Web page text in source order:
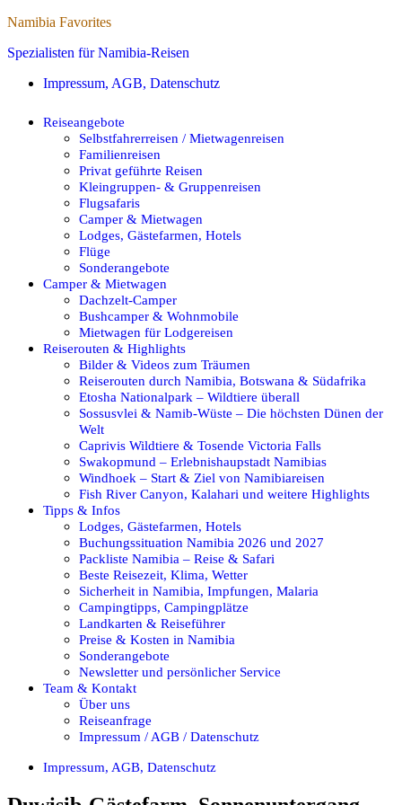
Namibia Favorites
Spezialisten für Namibia-Reisen
Impressum, AGB, Datenschutz
Reiseangebote
Selbstfahrerreisen / Mietwagenreisen
Familienreisen
Privat geführte Reisen
Kleingruppen- & Gruppenreisen
Flugsafaris
Camper & Mietwagen
Lodges, Gästefarmen, Hotels
Flüge
Sonderangebote
Camper & Mietwagen
Dachzelt-Camper
Bushcamper & Wohnmobile
Mietwagen für Lodgereisen
Reiserouten & Highlights
Bilder & Videos zum Träumen
Reiserouten durch Namibia, Botswana & Südafrika
Etosha Nationalpark – Wildtiere überall
Sossusvlei & Namib-Wüste – Die höchsten Dünen der
Welt
Caprivis Wildtiere & Tosende Victoria Falls
Swakopmund – Erlebnishaupstadt Namibias
Windhoek – Start & Ziel von Namibiareisen
Fish River Canyon, Kalahari und weitere Highlights
Tipps & Infos
Lodges, Gästefarmen, Hotels
Buchungssituation Namibia 2026 und 2027
Packliste Namibia – Reise & Safari
Beste Reisezeit, Klima, Wetter
Sicherheit in Namibia, Impfungen, Malaria
Campingtipps, Campingplätze
Landkarten & Reiseführer
Preise & Kosten in Namibia
Sonderangebote
Newsletter und persönlicher Service
Team & Kontakt
Über uns
Reiseanfrage
Impressum / AGB / Datenschutz
Impressum, AGB, Datenschutz